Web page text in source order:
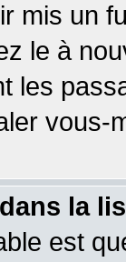
mis un
le à
les
vous-
la
est